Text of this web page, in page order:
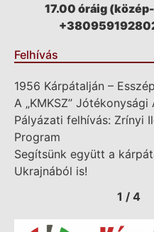
17.00 óráig
Felhívás
1956 Kárpátalján –
A „KMKSZ”
Pályázati felhívás: Zrínyi
Program
Segítsünk együtt a
Ukrajnából is!
1 / 4